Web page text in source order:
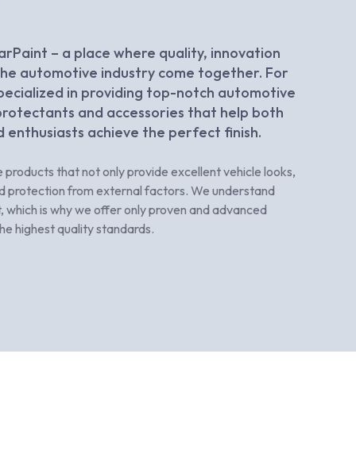
– a place where quality, innovation
automotive industry come together. For
in providing top-notch automotive
and accessories that help both
enthusiasts achieve the perfect finish.
products that not only provide excellent vehicle looks,
protection from external factors. We understand
which is why we offer only proven and advanced
highest quality standards.